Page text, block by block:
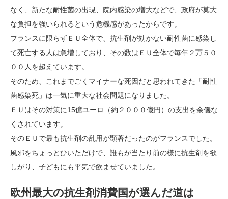
なく、新たな耐性菌の出現、院内感染の増大などで、政府が莫大
な負担を強いられるという危機感があったからです。
フランスに限らずＥＵ全体で、抗生剤が効かない耐性菌に感染し
て死亡する人は急増しており、その数はＥＵ全体で毎年２万５０
００人を超えています。
そのため、これまでごくマイナーな死因だと思われてきた「耐性
菌感染死」は一気に重大な社会問題になりました。
ＥＵはその対策に15億ユーロ（約２０００億円）の支出を余儀な
くされています。
そのＥＵで最も抗生剤の乱用が顕著だったのがフランスでした。
風邪をちょっとひいただけで、誰もが当たり前の様に抗生剤を欲
しがり、子どもにも平気で飲ませていました。
欧州最大の抗生剤消費国が選んだ道は